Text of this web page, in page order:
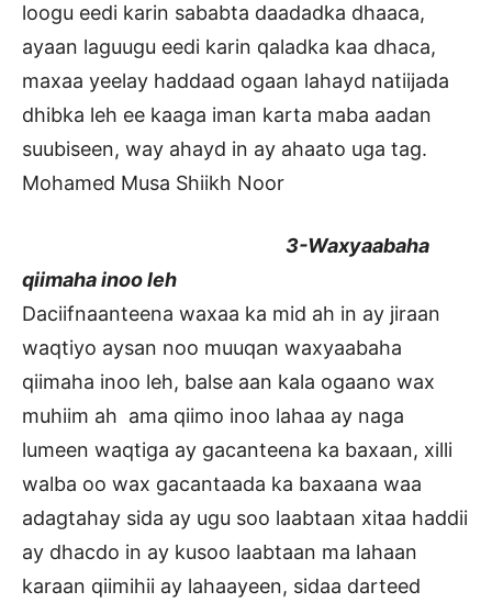
loogu eedi karin sababta daadadka dhaaca,
ayaan laguugu eedi karin qaladka kaa dhaca,
maxaa yeelay haddaad ogaan lahayd natiijada
dhibka leh ee kaaga iman karta maba aadan
suubiseen, way ahayd in ay ahaato uga tag.
Mohamed Musa Shiikh Noor
3-Waxyaabaha
qiimaha inoo leh
Daciifnaanteena waxaa ka mid ah in ay jiraan
waqtiyo aysan noo muuqan waxyaabaha
qiimaha inoo leh, balse aan kala ogaano wax
muhiim ah ama qiimo inoo lahaa ay naga
lumeen waqtiga ay gacanteena ka baxaan, xilli
walba oo wax gacantaada ka baxaana waa
adagtahay sida ay ugu soo laabtaan xitaa haddii
ay dhacdo in ay kusoo laabtaan ma lahaan
karaan qiimihii ay lahaayeen, sidaa darteed